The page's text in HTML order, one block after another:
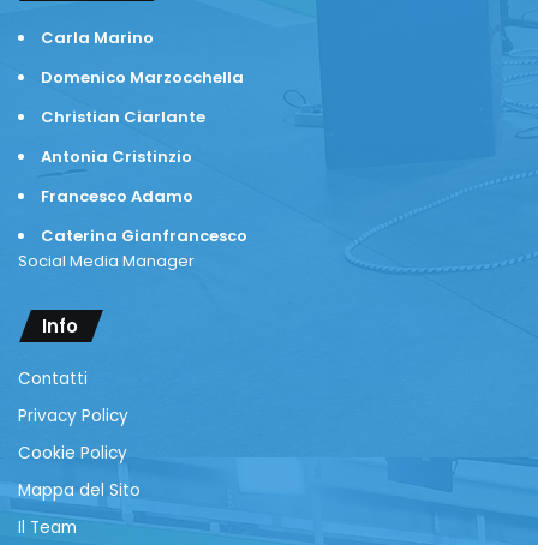
Carla Marino
Domenico Marzocchella
Christian Ciarlante
Antonia Cristinzio
Francesco Adamo
Caterina Gianfrancesco
Social Media Manager
Info
Contatti
Privacy Policy
Cookie Policy
Mappa del Sito
Il Team